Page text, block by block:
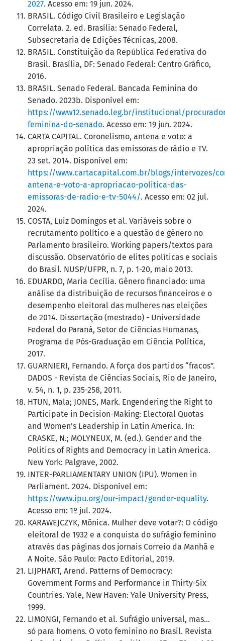
2027. Acesso em: 19 jun. 2024.
BRASIL. Código Civil Brasileiro e Legislação
Correlata. 2. ed. Brasília: Senado Federal,
Subsecretaria de Edições Técnicas, 2008.
BRASIL. Constituição da República Federativa do
Brasil. Brasília, DF: Senado Federal: Centro Gráfico,
2016.
BRASIL. Senado Federal. Bancada Feminina do
Senado. 2023b. Disponível em:
https://www12.senado.leg.br/institucional/
feminina-do-senado. Acesso em: 19 jun. 2024.
CARTA CAPITAL. Coronelismo, antena e voto: a
apropriação política das emissoras de rádio e TV.
23 set. 2014. Disponível em:
https://www.cartacapital.com.br/blogs/intervozes/
antena-e-voto-a-apropriacao-politica-das-
emissoras-de-radio-e-tv-5044/. Acesso em: 02 jul.
2024.
COSTA, Luiz Domingos et al. Variáveis sobre o
recrutamento político e a questão de gênero no
Parlamento brasileiro. Working papers/textos para
discussão. Observatório de elites políticas e sociais
do Brasil. NUSP/UFPR, n. 7, p. 1-20, maio 2013.
EDUARDO, Maria Cecília. Gênero financiado: uma
análise da distribuição de recursos financeiros e o
desempenho eleitoral das mulheres nas eleições
de 2014. Dissertação (mestrado) - Universidade
Federal do Paraná, Setor de Ciências Humanas,
Programa de Pós-Graduação em Ciência Política,
2017.
GUARNIERI, Fernando. A força dos partidos “fracos”.
DADOS - Revista de Ciências Sociais, Rio de Janeiro,
v. 54, n. 1, p. 235-258, 2011.
HTUN, Mala; JONES, Mark. Engendering the Right to
Participate in Decision-Making: Electoral Quotas
and Women’s Leadership in Latin America. In:
CRASKE, N.; MOLYNEUX, M. (ed.). Gender and the
Politics of Rights and Democracy in Latin America.
New York: Palgrave, 2002.
INTER-PARLIAMENTARY UNION (IPU). Women in
Parliament. 2024. Disponível em:
https://www.ipu.org/our-impact/gender-equality.
Acesso em: 1º jul. 2024.
KARAWEJCZYK, Mônica. Mulher deve votar?: O código
eleitoral de 1932 e a conquista do sufrágio feminino
através das páginas dos jornais Correio da Manhã e
A Noite. São Paulo: Pacto Editorial, 2019.
LIJPHART, Arend. Patterns of Democracy:
Government Forms and Performance in Thirty-Six
Countries. Yale, New Haven: Yale University Press,
1999.
LIMONGI, Fernando et al. Sufrágio universal, mas...
só para homens. O voto feminino no Brasil. Revista